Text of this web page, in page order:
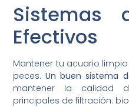
Sistemas
Efectivos
Mantener tu acuario
peces.Un buen sistema
mantener la calidad
principales de filtración: